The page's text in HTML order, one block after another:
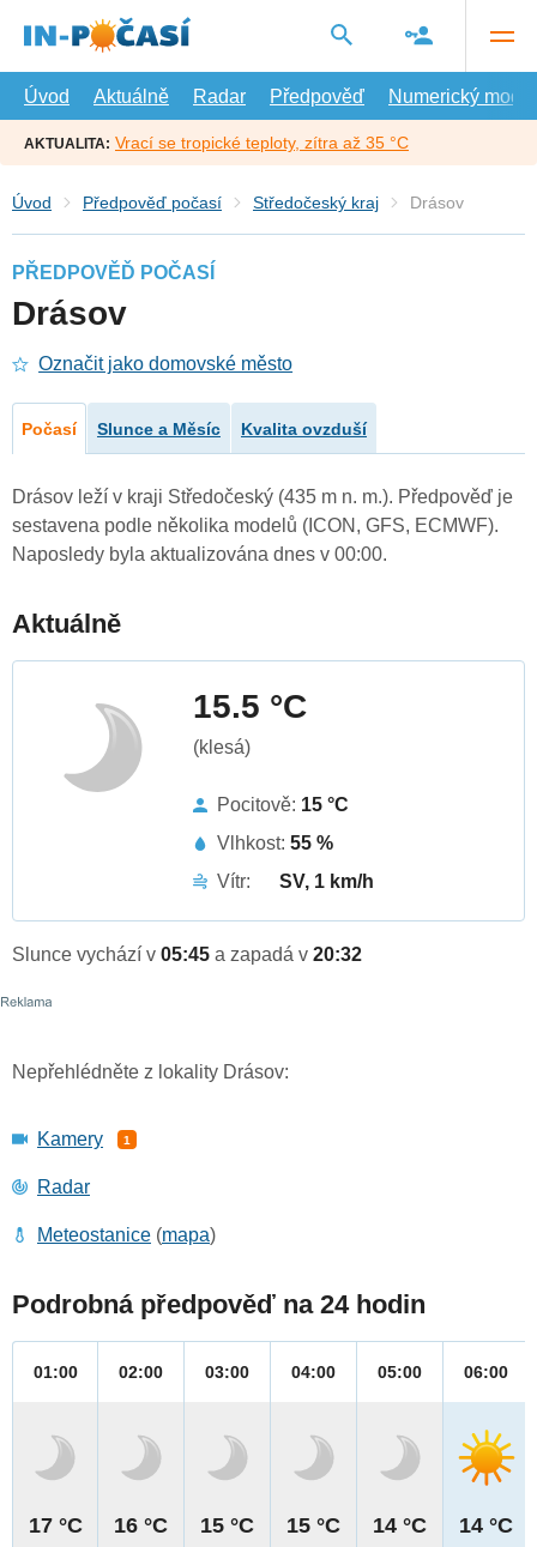
hlavní
Úvod
Aktuálně Radar Předpověď Numerický model
AKTUALITA: Vrací se tropické teploty, zítra až 35 °C
Úvod Předpověď počasí Středočeský kraj Drásov
PŘEDPOVĚĎ POČASÍ
Drásov
Označit jako domovské město
Počasí Slunce a Měsíc Kvalita ovzduší
Drásov leží v kraji Středočeský (435 m n. m.). Předpověď je
sestavena podle několika modelů (ICON, GFS, ECMWF).
Naposledy byla aktualizována dnes v 00:00.
Aktuálně
15.5 °C
(klesá)
Pocitově: 15 °C
Vlhkost: 55 %
Vítr:
SV, 1 km/h
Slunce vychází v 05:45 a zapadá v 20:32
Nepřehlédněte z lokality Drásov:
Kamery 1
Radar
Meteostanice (mapa)
Podrobná předpověď na 24 hodin
01:00
17 °C
02:00
16 °C
03:00
15 °C
04:00
15 °C
05:00
14 °C
06:00
14 °C